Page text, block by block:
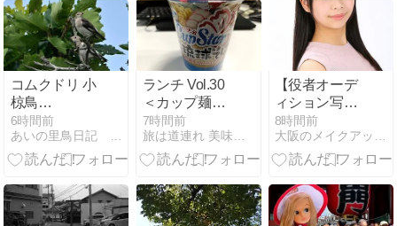
コムクドリ 小
椋鳥
2026.7.24
6時間前
あいの里鳥日記 ver2
ランチ Vol.30
＜カップ麺い
ろいろ・・・
サッポロ一番
系＞
7時間前
旅は道連れ 美味しい記憶！
【役者オーデ
ィション写
真】舞台｜大
阪市・心斎
橋・フォトス
8時間前
大阪のメイクアップ＆フォトスタジオ